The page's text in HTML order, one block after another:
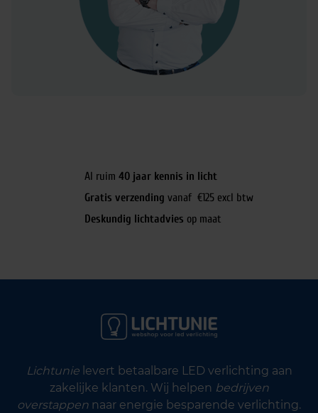
Al ruim 40 jaar kennis in licht
Gratis verzending vanaf €125 excl btw
Deskundig lichtadvies op maat
Lichtunielevert betaalbare LED verlichting aan
zakelijke klanten. Wij helpen bedrijven
overstappen naar energie besparende verlichting.